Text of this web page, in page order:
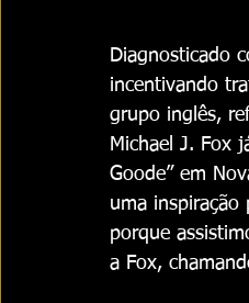
Diagnosticado
incentivando
grupo inglês,
Michael J. Fox
Goode” em
uma inspiração
porque
a Fox,